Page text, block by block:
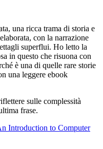
una ricca trama di storia e
con la narrazione
superflui. Ho letto la
in questo che risuona con
è una di quelle rare storie
una leggere ebook
sulle complessità
frase.
Introduction to Computer